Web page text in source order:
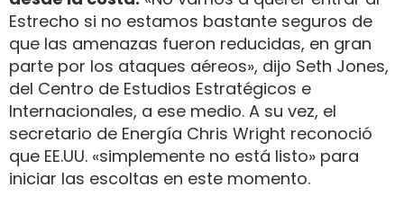
Estrecho si no estamos bastante seguros de
que las amenazas fueron reducidas, en gran
parte por los ataques aéreos», dijo Seth Jones,
del Centro de Estudios Estratégicos e
Internacionales, a ese medio. A su vez, el
secretario de Energía Chris Wright reconoció
que EE.UU. «simplemente no está listo» para
iniciar las escoltas en este momento.